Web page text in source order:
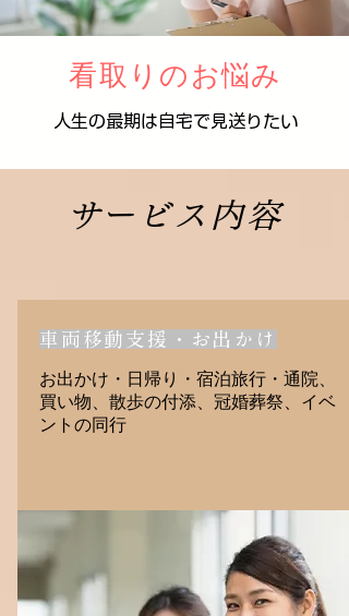
看取りのお悩み
人生の​最期は自宅で見送りたい
​サービス内容
車両移動支援・お出かけ
お出かけ・日帰り・宿泊旅行・通院、
買い物、散歩の付添、冠婚葬祭、イベ
ントの同行